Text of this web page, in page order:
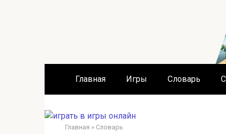
Главная Игры Словарь
Главная » Словарь